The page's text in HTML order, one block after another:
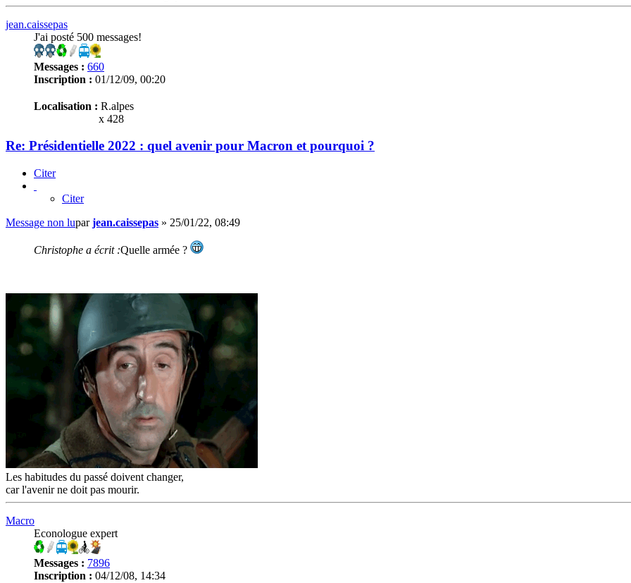
jean.caissepas
J'ai posté 500 messages!
Messages : 660
Inscription : 01/12/09, 00:20
Localisation : R.alpes
x 428
Re: Présidentielle 2022 : quel avenir pour Macron et pourquoi ?
Citer
Citer
Message non luparjean.caissepas » 25/01/22, 08:49
Christophe a écrit :Quelle armée ?
Les habitudes du passé doivent changer,
car l'avenir ne doit pas mourir.
Macro
Econologue expert
Messages : 7896
Inscription : 04/12/08, 14:34